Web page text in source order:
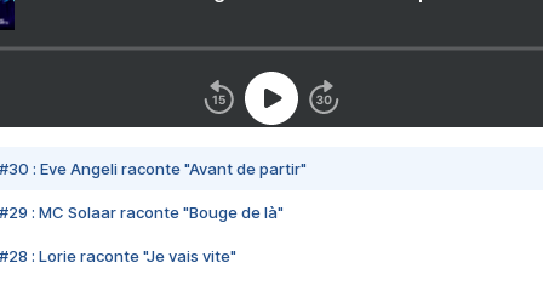
#30 : Eve Angeli raconte "Avant de partir"
#29 : MC Solaar raconte "Bouge de là"
#28 : Lorie raconte "Je vais vite"